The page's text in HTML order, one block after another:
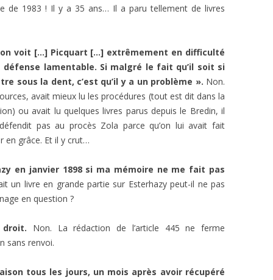
2025
de 1983 ! Il y a 35 ans… Il a paru tellement de livres
on voit […] Picquart […] extrêmement en difficulté
lamentable. Si malgré le fait qu’il soit si
sous la dent, c’est qu’il y a un problème ». Non.
avait mieux lu les procédures (tout est dit dans la
ou avait lu quelques livres parus depuis le Bredin, il
pas au procès Zola parce qu’on lui avait fait
en grâce. Et il y crut…
en janvier 1898 si ma mémoire ne me fait pas
un livre en grande partie sur Esterhazy peut-il ne pas
en question ?
Non. La rédaction de l’article 445 ne ferme
sans renvoi.
tous les jours, un mois après avoir récupéré